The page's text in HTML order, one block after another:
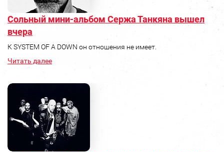
Сольный мини-альбом Сержа Танкяна вышел
вчера
К SYSTEM OF A DOWN он отношения не имеет.
Читать далее